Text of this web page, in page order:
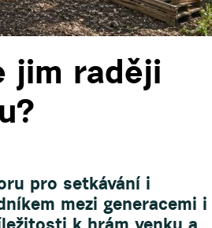
jim raději
pro setkávání i
mezi generacemi i